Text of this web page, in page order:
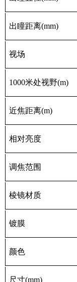
出瞳距离(mm)
视场
1000米处视野(m)
近焦距离(m)
相对亮度
调焦范围
棱镜材质
镀膜
颜色
尺寸(mm)